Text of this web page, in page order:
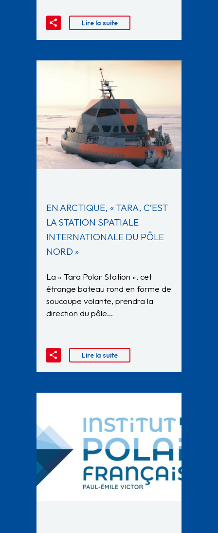
Lire la suite
EN ARCTIQUE, « TARA, C’EST
LA STATION SPATIALE
INTERNATIONALE DU PÔLE
NORD »
La « Tara Polar Station », cet
étrange bateau rond en forme de
soucoupe volante, prendra la
direction du pôle…
Lire la suite